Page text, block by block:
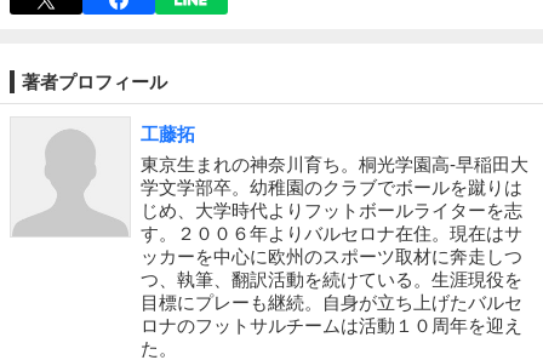
著者プロフィール
工藤拓
東京生まれの神奈川育ち。桐光学園高‐早稲田大
学文学部卒。幼稚園のクラブでボールを蹴りは
じめ、大学時代よりフットボールライターを志
す。２００６年よりバルセロナ在住。現在はサ
ッカーを中心に欧州のスポーツ取材に奔走しつ
つ、執筆、翻訳活動を続けている。生涯現役を
目標にプレーも継続。自身が立ち上げたバルセ
ロナのフットサルチームは活動１０周年を迎え
た。